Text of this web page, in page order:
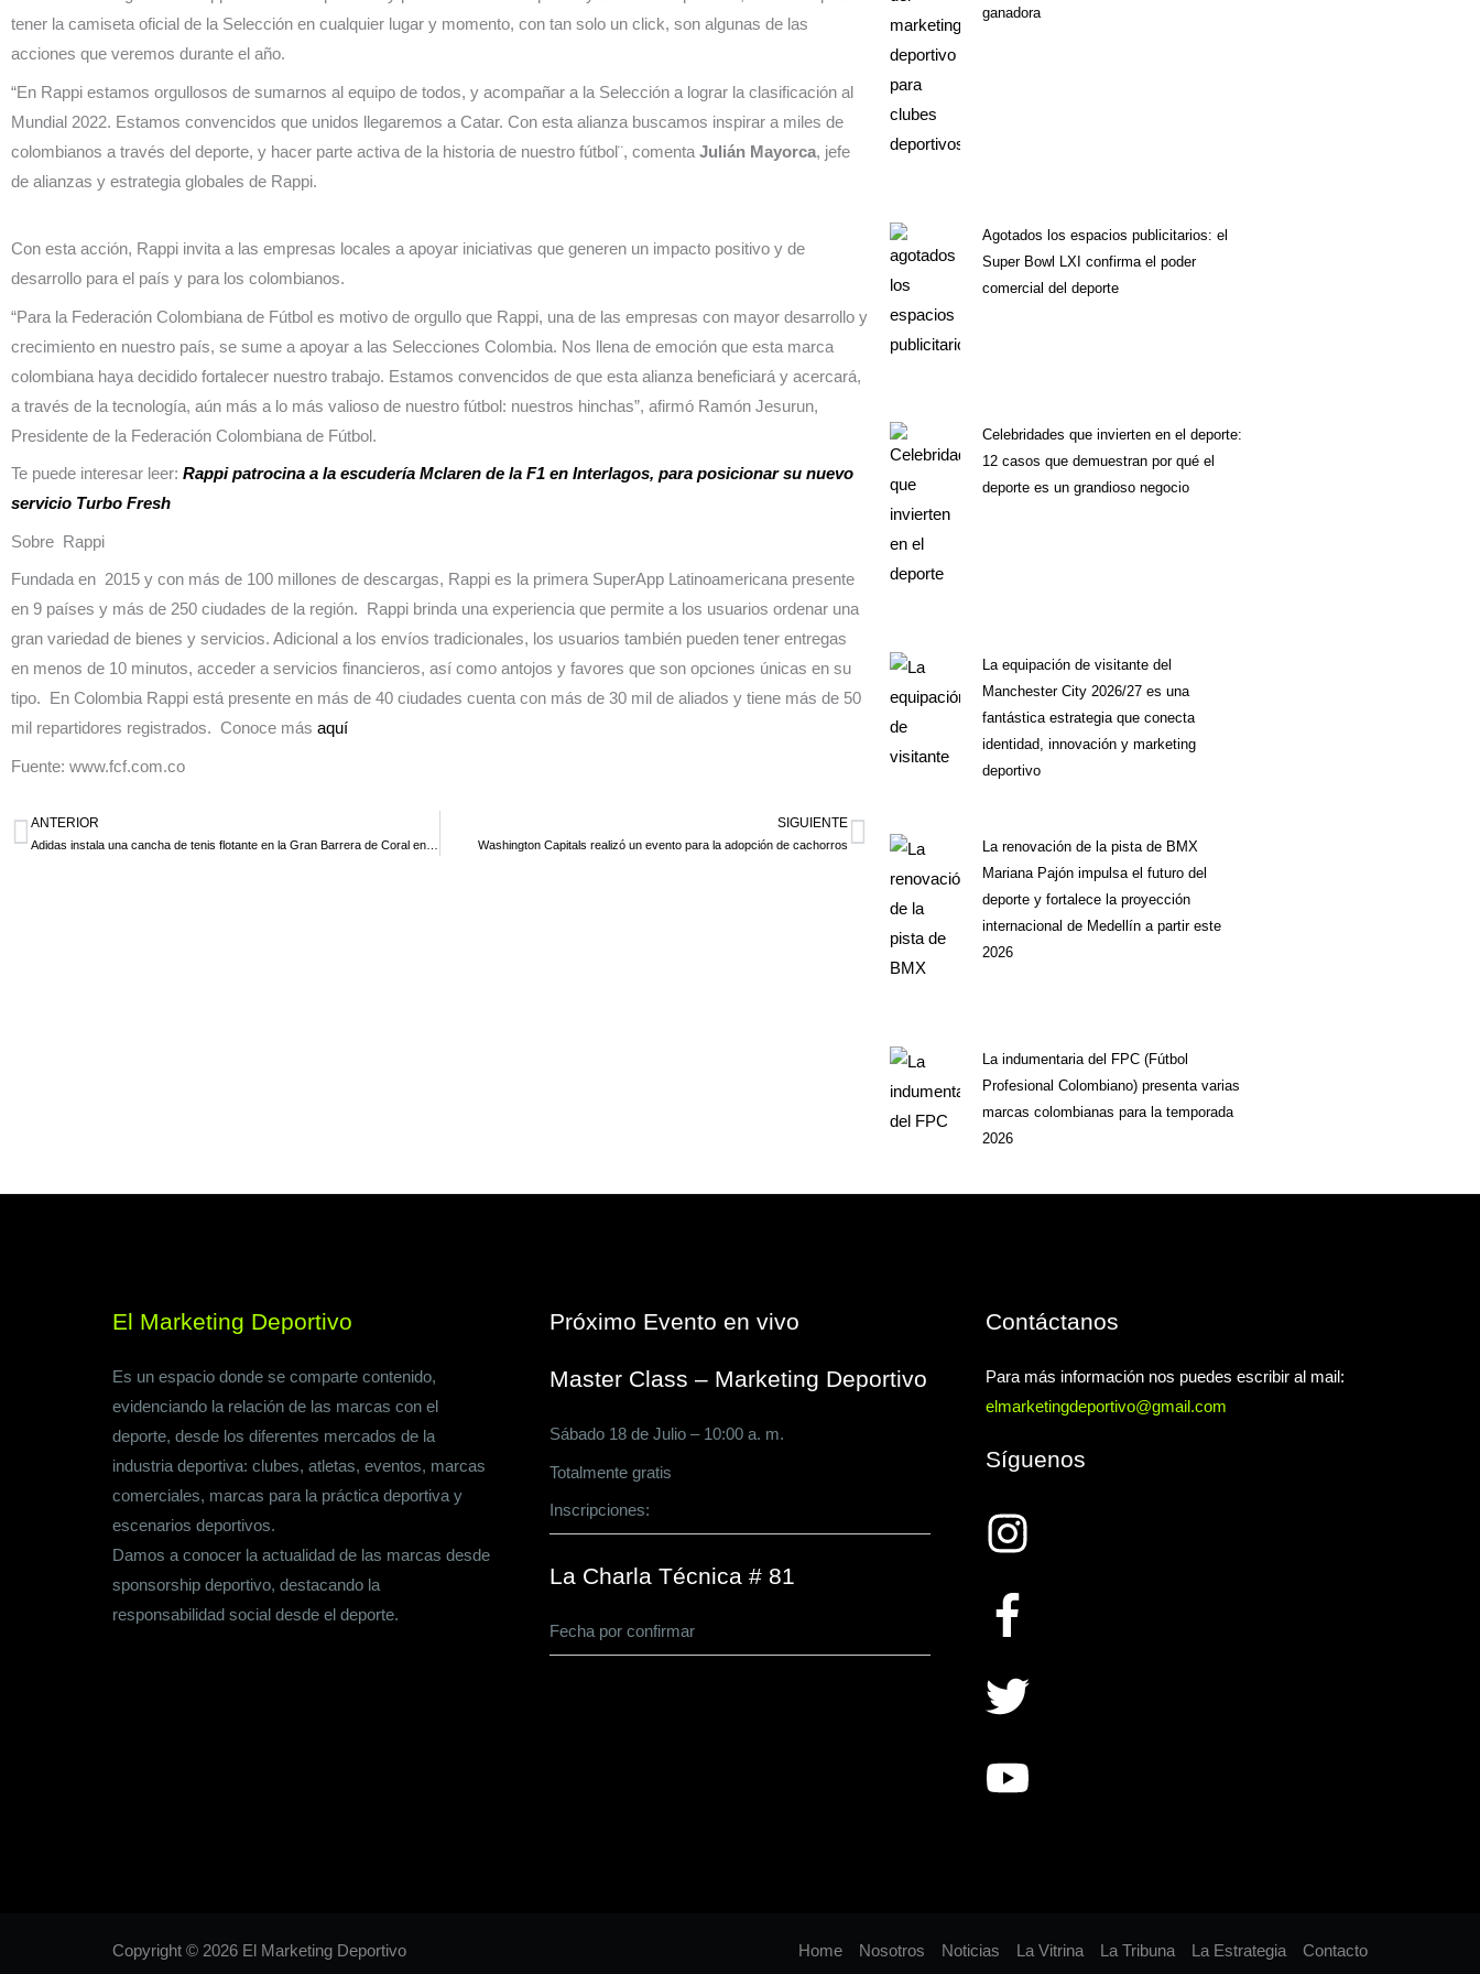
tener la camiseta oficial de la Selección en cualquier lugar y momento, con tan solo un click, son algunas de las
acciones que veremos durante el año.
“En Rappi estamos orgullosos de sumarnos al equipo de todos, y acompañar a la Selección a lograr la clasificación al
Mundial 2022. Estamos convencidos que unidos llegaremos a Catar. Con esta alianza buscamos inspirar a miles de
colombianos a través del deporte, y hacer parte activa de la historia de nuestro fútbol¨, comenta Julián Mayorca, jefe
de alianzas y estrategia globales de Rappi.
Con esta acción, Rappi invita a las empresas locales a apoyar iniciativas que generen un impacto positivo y de
desarrollo para el país y para los colombianos.
“Para la Federación Colombiana de Fútbol es motivo de orgullo que Rappi, una de las empresas con mayor desarrollo y
crecimiento en nuestro país, se sume a apoyar a las Selecciones Colombia. Nos llena de emoción que esta marca
colombiana haya decidido fortalecer nuestro trabajo. Estamos convencidos de que esta alianza beneficiará y acercará,
a través de la tecnología, aún más a lo más valioso de nuestro fútbol: nuestros hinchas”, afirmó Ramón Jesurun,
Presidente de la Federación Colombiana de Fútbol.
Te puede interesar leer: Rappi patrocina a la escudería Mclaren de la F1 en Interlagos, para posicionar su nuevo
servicio Turbo Fresh
Sobre Rappi
Fundada en 2015 y con más de 100 millones de descargas, Rappi es la primera SuperApp Latinoamericana presente
en 9 países y más de 250 ciudades de la región. Rappi brinda una experiencia que permite a los usuarios ordenar una
gran variedad de bienes y servicios. Adicional a los envíos tradicionales, los usuarios también pueden tener entregas
en menos de 10 minutos, acceder a servicios financieros, así como antojos y favores que son opciones únicas en su
tipo. En Colombia Rappi está presente en más de 40 ciudades cuenta con más de 30 mil de aliados y tiene más de 50
mil repartidores registrados. Conoce más aquí
Fuente: www.fcf.com.co
Ant
ANTERIOR SIGUIENTE
Washington Capitals realizó un evento para la adopción de cachorrosSiguiente
ganadora
Agotados los espacios publicitarios: el
Super Bowl LXI confirma el poder
comercial del deporte
Celebridades que invierten en el deporte:
12 casos que demuestran por qué el
deporte es un grandioso negocio
La equipación de visitante del
Manchester City 2026/27 es una
fantástica estrategia que conecta
identidad, innovación y marketing
deportivo
La renovación de la pista de BMX
Mariana Pajón impulsa el futuro del
deporte y fortalece la proyección
internacional de Medellín a partir este
2026
La indumentaria del FPC (Fútbol
Profesional Colombiano) presenta varias
marcas colombianas para la temporada
2026
El Marketing Deportivo
Es un espacio donde se comparte contenido,
evidenciando la relación de las marcas con el
deporte, desde los diferentes mercados de la
industria deportiva: clubes, atletas, eventos, marcas
comerciales, marcas para la práctica deportiva y
escenarios deportivos.
Damos a conocer la actualidad de las marcas desde
sponsorship deportivo, destacando la
responsabilidad social desde el deporte.
Próximo Evento en vivo
Master Class – Marketing Deportivo
Sábado 18 de Julio – 10:00 a. m.
Totalmente gratis
Inscripciones:
La Charla Técnica # 81
Fecha por confirmar
Contáctanos
Para más información nos puedes escribir al mail:
elmarketingdeportivo@gmail.com
Síguenos
Copyright © 2026 El Marketing Deportivo Home Nosotros Noticias La Vitrina La Tribuna La Estrategia Contacto